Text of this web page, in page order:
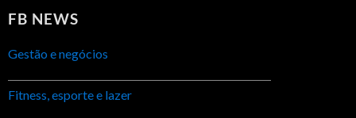
FB NEWS
Gestão e negócios
Fitness, esporte e lazer